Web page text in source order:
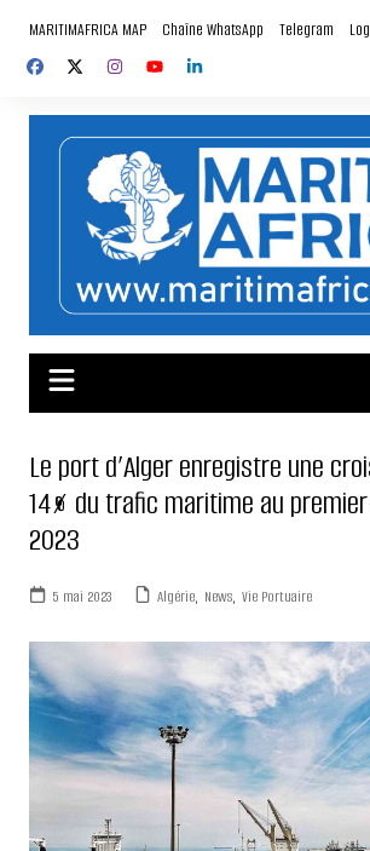
contenu
MARITIMAFRICA MAP Chaîne WhatsApp Telegram
Le port d’Alger enregistre une
14% du trafic maritime au
2023
5 mai 2023 Algérie, News, Vie Portuaire